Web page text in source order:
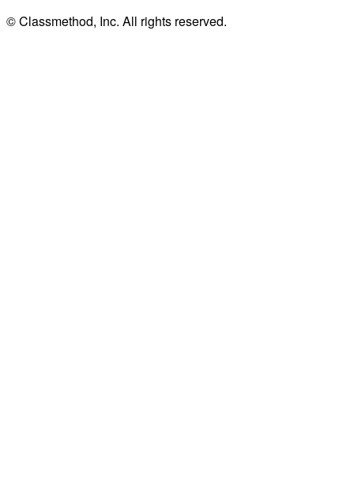
© Classmethod, Inc. All rights reserved.